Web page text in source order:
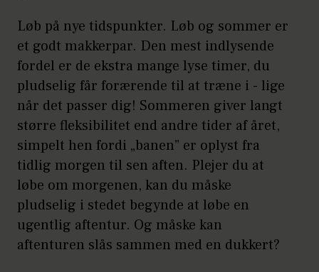
Løb på nye tidspunkter. Løb og sommer er
et godt makkerpar. Den mest indlysende
fordel er de ekstra mange lyse timer, du
pludselig får forærende til at træne i - lige
når det passer dig! Sommeren giver langt
større fleksibilitet end andre tider af året,
simpelt hen fordi „banen” er oplyst fra
tidlig morgen til sen aften. Plejer du at
løbe om morgenen, kan du måske
pludselig i stedet begynde at løbe en
ugentlig aftentur. Og måske kan
aftenturen slås sammen med en dukkert?